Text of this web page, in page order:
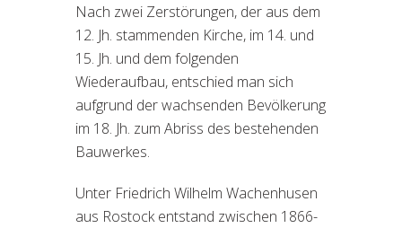
Nach zwei Zerstörungen, der aus dem
12. Jh. stammenden Kirche, im 14. und
15. Jh. und dem folgenden
Wiederaufbau, entschied man sich
aufgrund der wachsenden Bevölkerung
im 18. Jh. zum Abriss des bestehenden
Bauwerkes.
Unter Friedrich Wilhelm Wachenhusen
aus Rostock entstand zwischen 1866-